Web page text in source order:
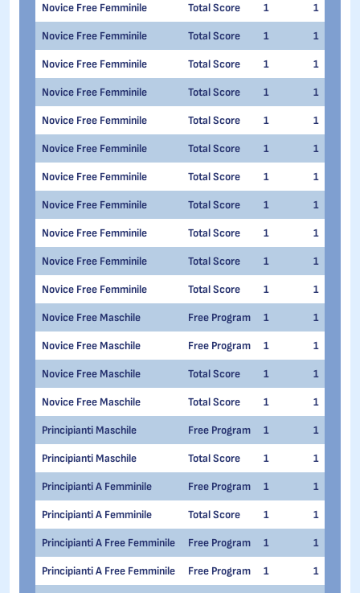
Novice Free Femminile Total Score 1 1
Novice Free Femminile Total Score 1 1
Novice Free Femminile Total Score 1 1
Novice Free Femminile Total Score 1 1
Novice Free Femminile Total Score 1 1
Novice Free Femminile Total Score 1 1
Novice Free Femminile Total Score 1 1
Novice Free Femminile Total Score 1 1
Novice Free Femminile Total Score 1 1
Novice Free Femminile Total Score 1 1
Novice Free Femminile Total Score 1 1
Novice Free Maschile Free Program 1 1
Novice Free Maschile Free Program 1 1
Novice Free Maschile Total Score 1 1
Novice Free Maschile Total Score 1 1
Principianti Maschile Free Program 1 1
Principianti Maschile Total Score 1 1
Principianti A Femminile Free Program 1 1
Principianti A Femminile Total Score 1 1
Principianti A Free Femminile Free Program 1 1
Principianti A Free Femminile Free Program 1 1